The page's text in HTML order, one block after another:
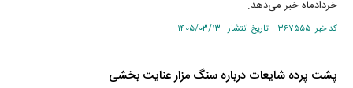
خردادماه خبر می‌دهد.
کد خبر: ۳۶۷۵۵۵ تاریخ انتشار : ۱۴۰۵/۰۳/۱۳
پشت پرده شایعات درباره سنگ مزار عنایت بخشی